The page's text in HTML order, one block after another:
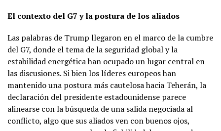
El contexto del G7 y la postura de los aliados
Las palabras de Trump llegaron en el marco de la cumbre
del G7, donde el tema de la seguridad global y la
estabilidad energética han ocupado un lugar central en
las discusiones. Si bien los líderes europeos han
mantenido una postura más cautelosa hacia Teherán, la
declaración del presidente estadounidense parece
alinearse con la búsqueda de una salida negociada al
conflicto, algo que sus aliados ven con buenos ojos,